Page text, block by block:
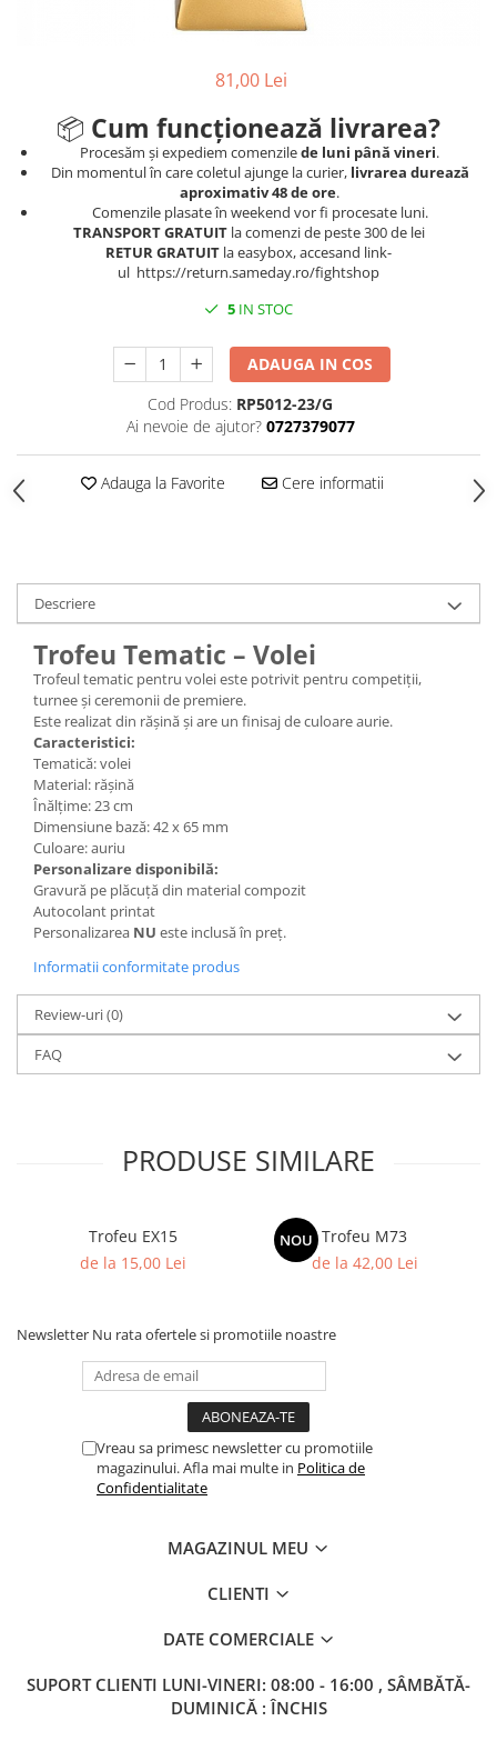
Accesorii Cupe
Personalizari Cupe
Medalii Tematice
Medalii Non-Tematice
Accesorii Medalii
Medalii Personalizate
Personalizari Medalii
Trofee
Trofee Acril
Trofee Metalice
Trofee Sticla
Accesorii Trofee
Personalizari Trofee
Cutii de Prezentare , Mape
Trofeu Plastic
Figurine
Figurine Rasina
Figurine Plastic
Accesorii Figurine
OUTLET
Trofee Outlet
Figurine Outlet
Trofee Personalizate
Columbofili
81,00 Lei
📦 Cum funcționează livrarea?
Procesăm și expediem comenzilede luni până vineri.
Din momentul în care coletul ajunge la curier, livrarea durează
aproximativ 48 de ore.
Comenzile plasate în weekend vor fi procesate luni.
TRANSPORT GRATUITla comenzi de peste 300 de lei
RETUR GRATUIT la easybox, accesand link-
ul https://return.sameday.ro/fightshop
5 IN STOC
ADAUGA IN COS
Cod Produs: RP5012-23/G
Ai nevoie de ajutor? 0727379077
Adauga la Favorite Cere informatii
Descriere
Trofeu Tematic – Volei
Trofeul tematic pentru volei este potrivit pentru competiții,
turnee și ceremonii de premiere.
Este realizat din rășină și are un finisaj de culoare aurie.
Caracteristici:
Tematică: volei
Material: rășină
Înălțime: 23 cm
Dimensiune bază: 42 x 65 mm
Culoare: auriu
Personalizare disponibilă:
Gravură pe plăcuță din material compozit
Autocolant printat
Personalizarea NU este inclusă în preț.
Informatii conformitate produs
Review-uri(0)
FAQ
PRODUSE SIMILARE
Trofeu EX15
de la 15,00 Lei
NOU Trofeu M73
de la 42,00 Lei
Newsletter Nu rata ofertele si promotiile noastre
Vreau sa primesc newsletter cu promotiile
magazinului. Afla mai multe in Politica de
Confidentialitate
MAGAZINUL MEU
CLIENTI
DATE COMERCIALE
SUPORT CLIENTI LUNI-VINERI: 08:00 - 16:00 , SÂMBĂTĂ-
DUMINICĂ : ÎNCHIS